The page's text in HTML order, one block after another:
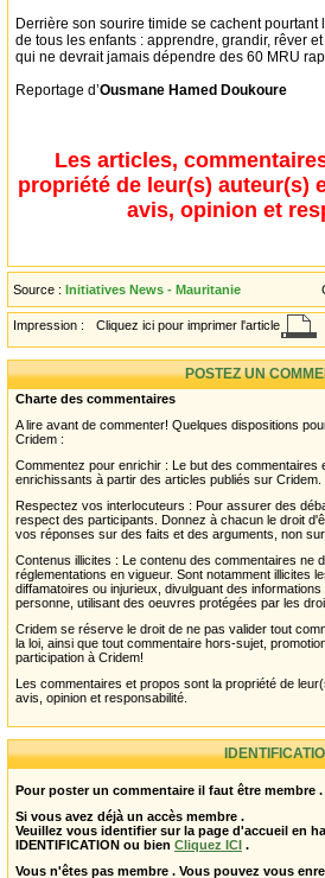
Derrière son sourire timide se cachent
de tous les enfants : apprendre, grandir, rêver
qui ne devrait jamais dépendre des 60 MRU
Reportage d’Ousmane Hamed Doukoure
Les articles,
propriété de leur(s) auteur(s)
avis, opinion et
Source : Initiatives News - Mauritanie
Impression : Cliquez ici pour imprimer l'article
POSTEZ UN
Charte des commentaires
A lire avant de commenter! Quelques dispositions
Cridem :
Commentez pour enrichir : Le but des commentaires
enrichissants à partir des articles publiés sur Cridem.
Respectez vos interlocuteurs : Pour assurer des
respect des participants. Donnez à chacun le droit
vos réponses sur des faits et des arguments, non
Contenus illicites : Le contenu des commentaires ne
réglementations en vigueur. Sont notamment illicites
diffamatoires ou injurieux, divulguant des
personne, utilisant des oeuvres protégées par les
Cridem se réserve le droit de ne pas valider tout
la loi, ainsi que tout commentaire hors-sujet,
participation à Cridem!
Les commentaires et propos sont la propriété de
avis, opinion et responsabilité.
Pour poster un commentaire il faut être membre .
Si vous avez déjà un accès membre .
Veuillez vous identifier sur la page d'accueil en
IDENTIFICATION ou bien Cliquez ICI .
Vous n'êtes pas membre . Vous pouvez vous